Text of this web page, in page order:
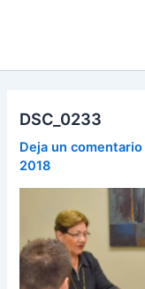
DSC_0233
Deja un comentario
2018